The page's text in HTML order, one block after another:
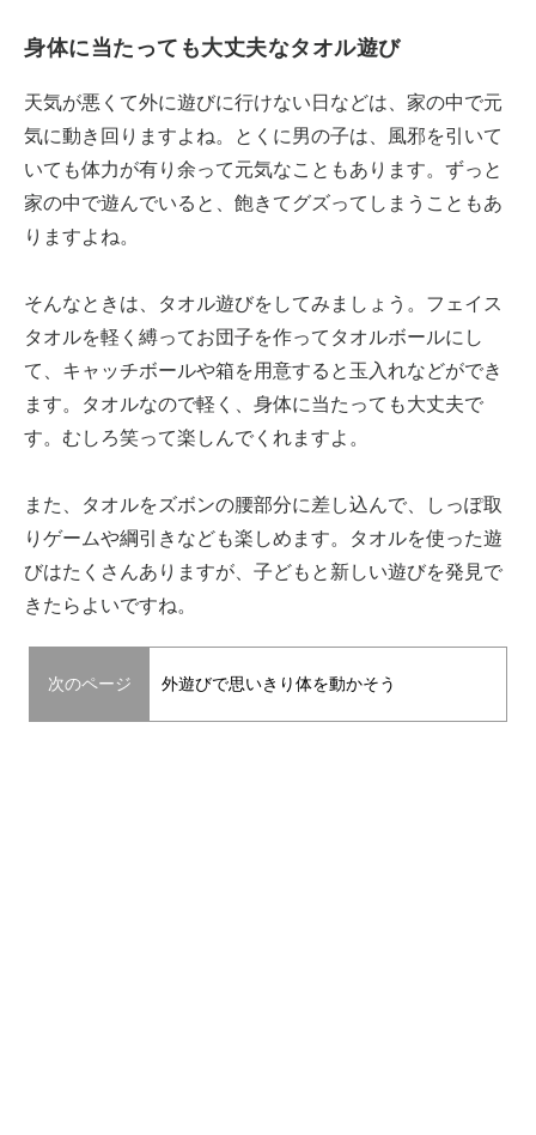
身体に当たっても大丈夫なタオル遊び
天気が悪くて外に遊びに行けない日などは、家の中で元
気に動き回りますよね。とくに男の子は、風邪を引いて
いても体力が有り余って元気なこともあります。ずっと
家の中で遊んでいると、飽きてグズってしまうこともあ
りますよね。
そんなときは、タオル遊びをしてみましょう。フェイス
タオルを軽く縛ってお団子を作ってタオルボールにし
て、キャッチボールや箱を用意すると玉入れなどができ
ます。タオルなので軽く、身体に当たっても大丈夫で
す。むしろ笑って楽しんでくれますよ。
また、タオルをズボンの腰部分に差し込んで、しっぽ取
りゲームや綱引きなども楽しめます。タオルを使った遊
びはたくさんありますが、子どもと新しい遊びを発見で
きたらよいですね。
次のページ 外遊びで思いきり体を動かそう